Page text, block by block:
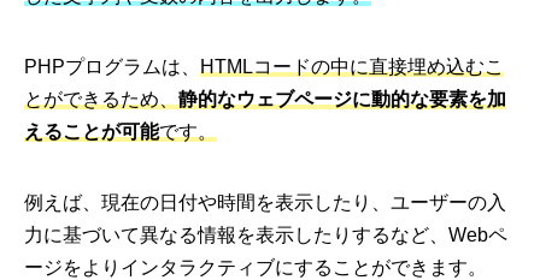
PHPプログラムは、
HTMLコードの中に直接埋め込むこ
とができるため、 静的なウェブページに動的な要素を加
えることが可能です。
例えば、現在の日付や時間を表示したり、ユーザーの入
力に基づいて異なる情報を表示したりするなど、Webペ
ージをよりインタラクティブにすることができます。